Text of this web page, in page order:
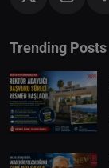
Trending Posts